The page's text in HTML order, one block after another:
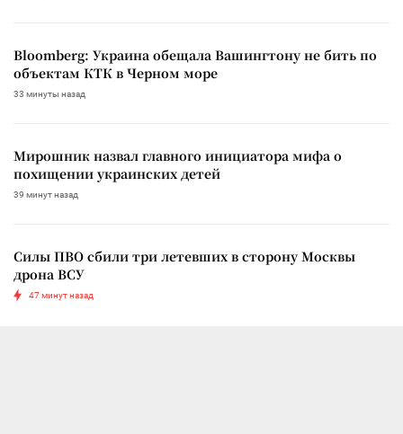
Bloomberg: Украина обещала Вашингтону не бить по
объектам КТК в Черном море
33 минуты назад
Мирошник назвал главного инициатора мифа о
похищении украинских детей
39 минут назад
Силы ПВО сбили три летевших в сторону Москвы
дрона ВСУ
47 минут назад